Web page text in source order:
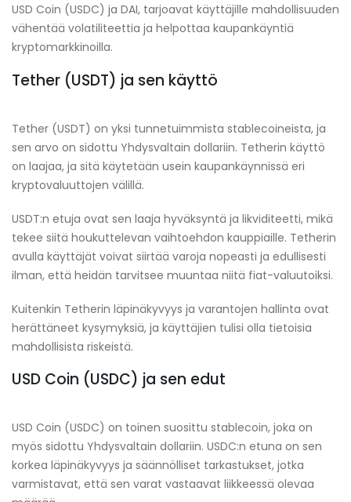
USD Coin (USDC) ja DAI, tarjoavat käyttäjille mahdollisuuden
vähentää volatiliteettia ja helpottaa kaupankäyntiä
kryptomarkkinoilla.
Tether (USDT) ja sen käyttö
Tether (USDT) on yksi tunnetuimmista stablecoineista, ja
sen arvo on sidottu Yhdysvaltain dollariin. Tetherin käyttö
on laajaa, ja sitä käytetään usein kaupankäynnissä eri
kryptovaluuttojen välillä.
USDT:n etuja ovat sen laaja hyväksyntä ja likviditeetti, mikä
tekee siitä houkuttelevan vaihtoehdon kauppiaille. Tetherin
avulla käyttäjät voivat siirtää varoja nopeasti ja edullisesti
ilman, että heidän tarvitsee muuntaa niitä fiat-valuutoiksi.
Kuitenkin Tetherin läpinäkyvyys ja varantojen hallinta ovat
herättäneet kysymyksiä, ja käyttäjien tulisi olla tietoisia
mahdollisista riskeistä.
USD Coin (USDC) ja sen edut
USD Coin (USDC) on toinen suosittu stablecoin, joka on
myös sidottu Yhdysvaltain dollariin. USDC:n etuna on sen
korkea läpinäkyvyys ja säännölliset tarkastukset, jotka
varmistavat, että sen varat vastaavat liikkeessä olevaa